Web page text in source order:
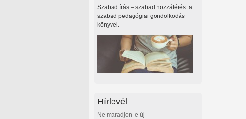
Szabad írás – szabad hozzáférés: a
szabad pedagógiai gondolkodás
könyvei.
Hírlevél
Ne maradjon le új